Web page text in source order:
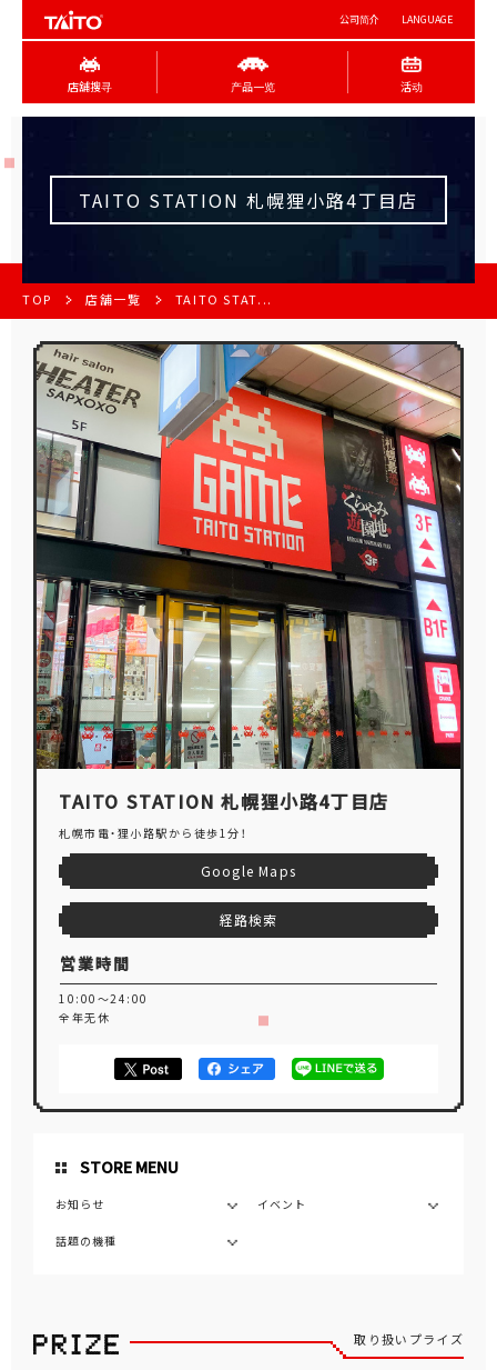
公司简介 LANGUAGE
店舖搜寻 产品一览 活动
TAITO STATION 札幌狸小路4丁目店
TOP 店舗一覧 TAITO STAT...
STORE MENU
お知らせ イベント
話題の機種
取り扱いプライズ
TAITO STATION 札幌狸小路4丁目店
札幌市電・狸小路駅から徒歩1分！
Google Maps
経路検索
営業時間
10:00～24:00
全年无休